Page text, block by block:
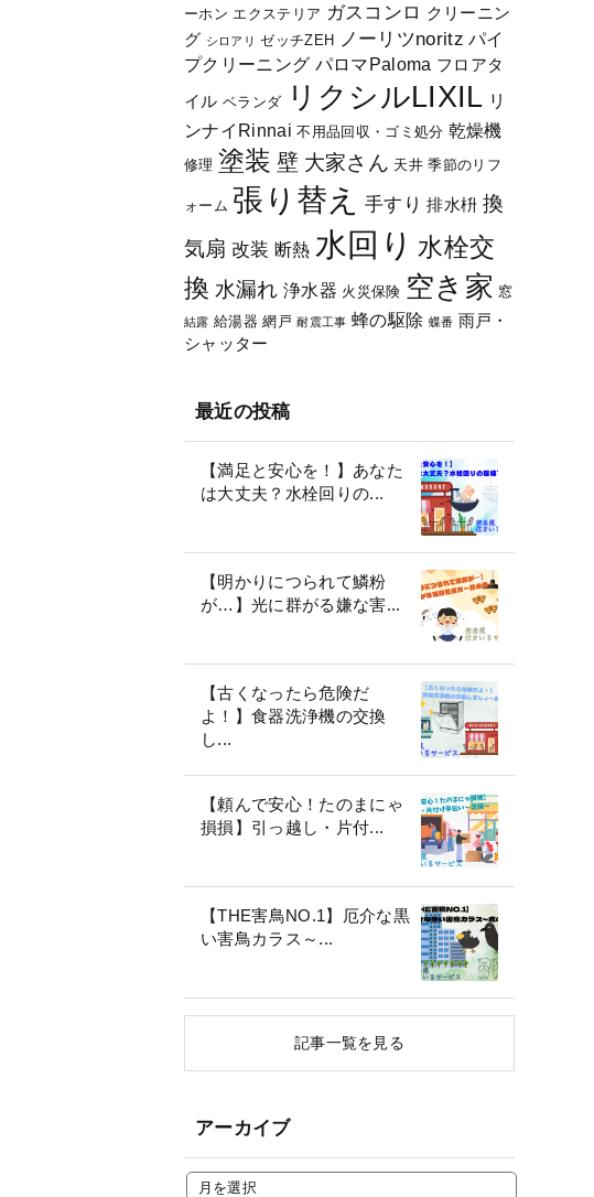
ーホン エクステリア ガスコンロ
クリーニン
グ シロアリ ゼッチZEH ノーリツnoritz パイ
プクリーニング パロマPaloma フロアタ
イル ベランダ リクシルLIXIL リ
ンナイRinnai 不用品回収・ゴミ処分 乾燥機
修理 塗装 壁 大家さん 天井 季節のリフ
ォーム 張り替え 手すり 排水枡 換
気扇 改装 断熱 水回り 水栓交
換 水漏れ 浄水器 火災保険 空き家 窓
結露 給湯器 網戸 耐震工事 蜂の駆除 蝶番 雨戸・
シャッター
最近の投稿
【満足と安心を！】あなた
は大丈夫？水栓回りの...
【明かりにつられて鱗粉
が…】光に群がる嫌な害...
【古くなったら危険だ
よ！】食器洗浄機の交換
し...
【頼んで安心！たのまにゃ
損損】引っ越し・片付...
【THE害鳥NO.1】厄介な黒
い害鳥カラス～...
記事一覧を見る
アーカイブ